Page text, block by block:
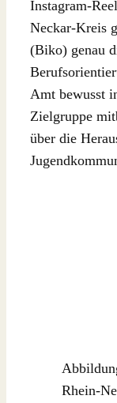
Instagram-
Neckar-Kreis
(Biko) genau
Amt bewusst
Zielgruppe
über die
Rhein-